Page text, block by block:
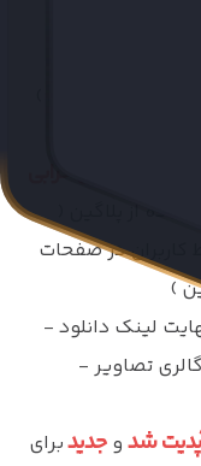
در صفحات
)
لینک دانلود -
تصاویر -
شد و جدیدبرای